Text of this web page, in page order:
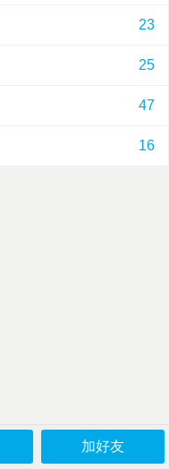
加好友
23
25
47
16